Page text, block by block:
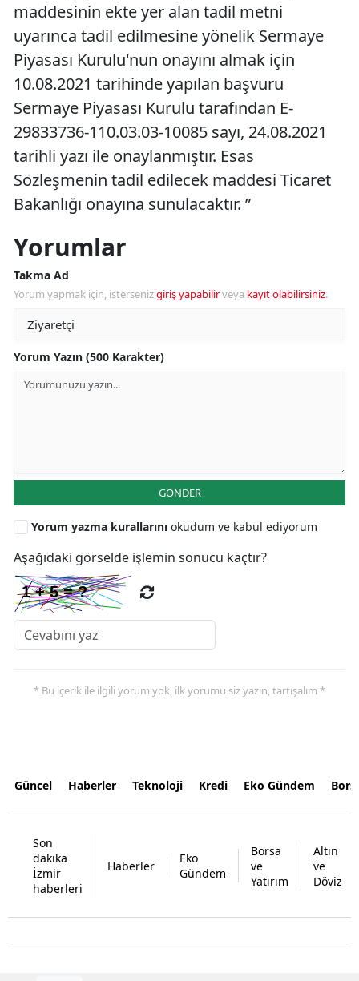
maddesinin ekte yer alan tadil metni
uyarınca tadil edilmesine yönelik Sermaye
Piyasası Kurulu'nun onayını almak için
10.08.2021 tarihinde yapılan başvuru
Sermaye Piyasası Kurulu tarafından E-
29833736-110.03.03-10085 sayı, 24.08.2021
tarihli yazı ile onaylanmıştır. Esas
Sözleşmenin tadil edilecek maddesi Ticaret
Bakanlığı onayına sunulacaktır. ”
Yorumlar
Takma Ad
Yorum yapmak için, istersenizgiriş yapabilirveya kayıt olabilirsiniz.
Yorum Yazın (500 Karakter)
GÖNDER
Yorum yazma kurallarını okudum ve kabul ediyorum
Aşağıdaki görselde işlemin sonucu kaçtır?
* Bu içerik ile ilgili yorum yok, ilk yorumu siz yazın, tartışalım *
Güncel Haberler Teknoloji Kredi Eko Gündem
Son
dakika
İzmir
haberleri
Haberler
Eko
Gündem
Borsa
ve
Yatırım
Altın
ve
Döviz